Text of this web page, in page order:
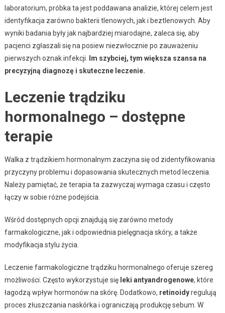
laboratorium, próbka ta jest poddawana analizie, której celem jest
identyfikacja zarówno bakterii tlenowych, jak i beztlenowych. Aby
wyniki badania były jak najbardziej miarodajne, zaleca się, aby
pacjenci zgłaszali się na posiew niezwłocznie po zauważeniu
pierwszych oznak infekcji.
Im szybciej, tym większa szansa na
precyzyjną diagnozę i skuteczne leczenie.
Leczenie trądziku
hormonalnego – dostępne
terapie
Walka z trądzikiem hormonalnym zaczyna się od zidentyfikowania
przyczyny problemu i dopasowania skutecznych metod leczenia.
Należy pamiętać, że terapia ta zazwyczaj wymaga czasu i często
łączy w sobie różne podejścia.
Wśród dostępnych opcji znajdują się zarówno metody
farmakologiczne, jak i odpowiednia pielęgnacja skóry, a także
modyfikacja stylu życia.
Leczenie farmakologiczne trądziku hormonalnego oferuje szereg
możliwości. Często wykorzystuje się leki antyandrogenowe, które
łagodzą wpływ hormonów na skórę. Dodatkowo, retinoidyregulują
proces złuszczania naskórka i ograniczają produkcję sebum. W